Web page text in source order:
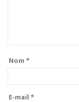
Nom *
E-mail *